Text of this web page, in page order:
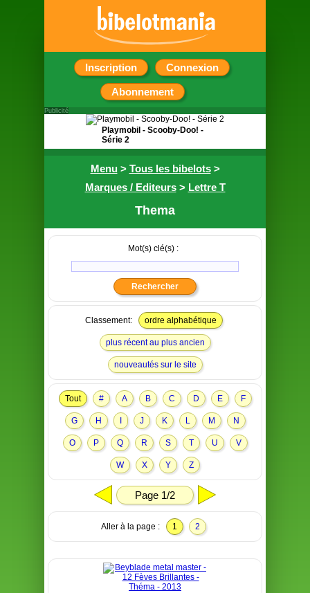
Inscription Connexion
Abonnement
Menu> Tous les bibelots>
Marques / Editeurs> Lettre T
Thema
Mot(s) clé(s) :
Classement: ordre alphabétique
plus récent au plus ancien
nouveautés sur le site
Tout # A B C D E F
G H J K L M N
O P Q R S T U V
W X Y Z
Page 1/2
Aller à la page : 1 2
Publicité
Playmobil - Scooby-Doo! -
Série 2
contenant une figurine